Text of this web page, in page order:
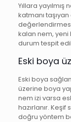
Yıllara
katmanı
kalan nem, yeni
durum tespit
Eski boya
Eski boya
üzerine boya
nem izi varsa
hazırlanır.
doğru yöntem